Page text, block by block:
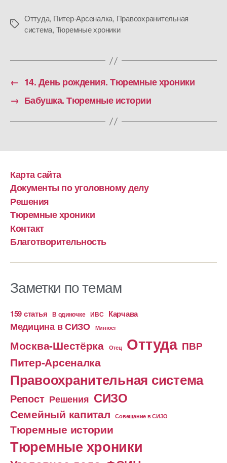
Метки
Оттуда, Питер-Арсеналка, Правоохранительная
система, Тюремные хроники
← 14. День рождения. Тюремные хроники
→ Бабушка. Тюремные истории
Карта сайта
Документы по уголовному делу
Решения
Тюремные хроники
Контакт
Благотворительность
Заметки по темам
159 статья В одиночке ИВС Карчава
Медицина в СИЗО Минюст
Москва-Шестёрка Отец Оттуда ПВР
Питер-Арсеналка
Правоохранительная система
Репост Решения СИЗО
Семейный капитал Совещание в СИЗО
Тюремные истории
Тюремные хроники